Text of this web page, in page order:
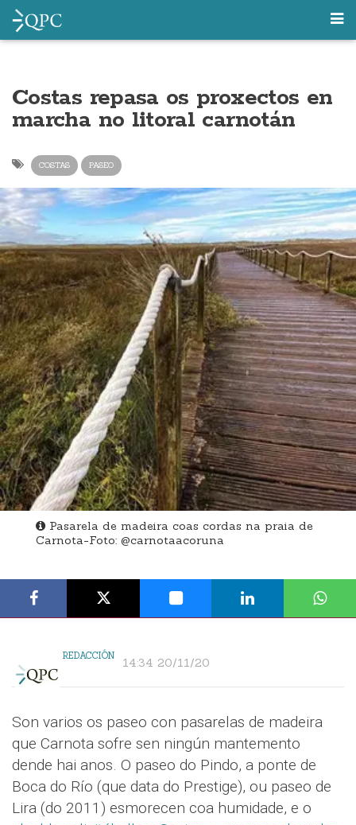
Costas repasa os proxectos en
marcha no litoral carnotán
COSTAS PASEO
Pasarela de madeira coas cordas na praia de
Carnota-Foto: @carnotaacoruna
REDACCIÓN 14:34 20/11/20
Son varios os paseo con pasarelas de madeira
que Carnota sofre sen ningún mantemento
dende hai anos. O paseo do Pindo, a ponte de
Boca do Río (que data do Prestige), ou paseo de
Lira (do 2011) esmorecen coa humidade, e o